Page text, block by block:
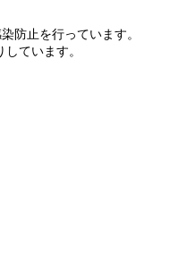
防止を行っています。
ています。